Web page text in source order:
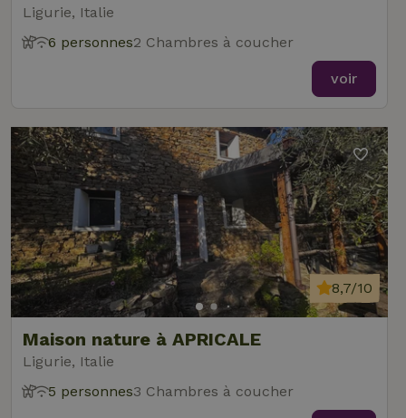
Ligurie, Italie
6 personnes2 Chambres à coucher
voir
Maison nature à APRICALE
Ligurie, Italie
8,7/10
5 personnes3 Chambres à coucher